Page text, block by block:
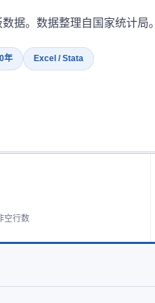
据。数据整理自国家统计局。
年 Excel / Stata
空行数